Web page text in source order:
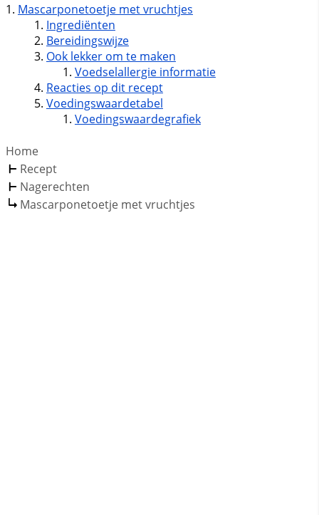
Mascarponetoetje met vruchtjes
Ingrediënten
Bereidingswijze
Ook lekker om te maken
Voedselallergie informatie
Reacties op dit recept
Voedingswaardetabel
Voedingswaardegrafiek
Home
Recept
Nagerechten
Mascarponetoetje met vruchtjes